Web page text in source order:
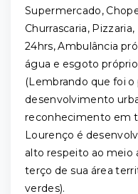
Supermercado,
Churrascaria,
24hrs, Ambulância
água e esgoto
(Lembrando que foi
desenvolvimento
reconhecimento em
Lourenço é
alto respeito ao meio
terço de sua área
verdes).